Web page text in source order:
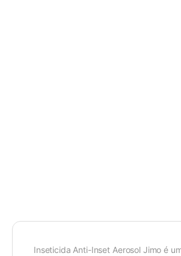
Inseticida Anti-Inset Aerosol Jimo é